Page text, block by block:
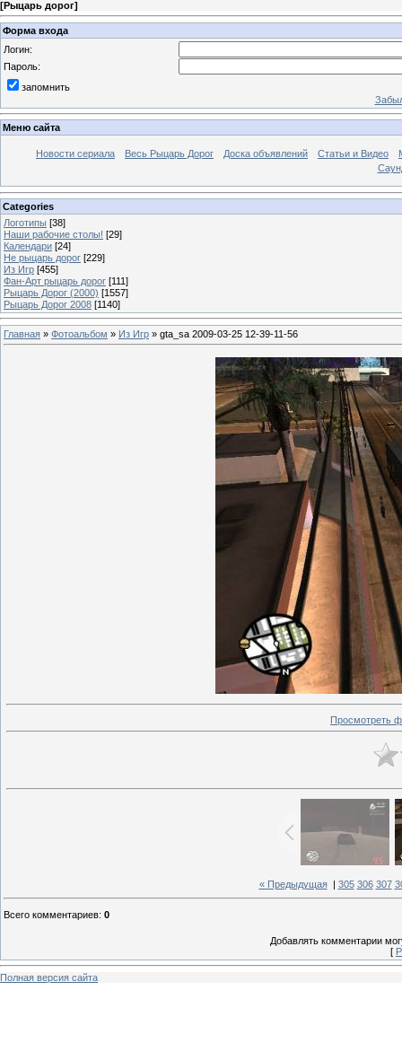
[Рыцарь дорог]
Форма входа
Логин:
Пароль:
запомнить
Меню сайта
Новости сериала Весь Рыцарь Дорог Доска объявлений Статьи и Видео
Categories
Логотипы [38]
Наши рабочие столы! [29]
Календари [24]
Не рыцарь дорог [229]
Из Игр [455]
Фан-Арт рыцарь дорог [111]
Рыцарь Дорог (2000) [1557]
Рыцарь Дорог 2008 [1140]
Главная » Фотоальбом » Из Игр » gta_sa 2009-03-25 12-39-11-56
Просмотреть
« Предыдущая| 305 306 307
Всего комментариев: 0
Добавлять комментарии
[
Полная версия сайта